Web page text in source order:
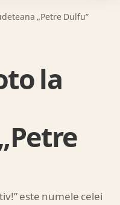
„Petre Dulfu”
la
este numele celei